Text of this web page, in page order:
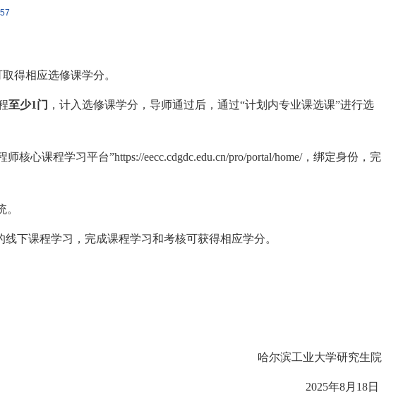
得相应选修课学分。
至少1门 ，计入选修课学分，导师通过后，通过“计划内专业课选课”进行选
师核心课程学习平台”https://eecc.cdgdc.edu.cn/pro/portal/home/，绑定身份，完
下课程学习，完成课程学习和考核可获得相应学分。
哈尔滨工业大学研究生院
2025年8月 18日